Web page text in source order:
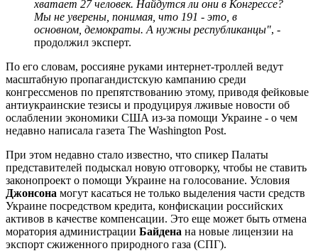
хватает 27 человек. Найдутся ли они в Конгрессе?
Мы не уверены, понимая, что 191 - это, в
основном, демократы. А нужны республиканцы", -
продолжил эксперт.
По его словам, россияне руками интернет-троллей ведут
масштабную пропагандистскую кампанию среди
конгрессменов по препятствованию этому, приводя фейковые
антиукраинские тезисы и продуцируя лживые новости об
ослаблении экономики США из-за помощи Украине - о чем
недавно написала газета The Washington Post.
При этом недавно стало известно, что спикер Палаты
представителей подыскал новую отговорку, чтобы не ставить
законопроект о помощи Украине на голосование. Условия
Джонсона могут касаться не только выделения части средств
Украине посредством кредита, конфискации российских
активов в качестве компенсации. Это еще может быть отмена
моратория администрации Байдена на новые лицензии на
экспорт сжиженного природного газа (СПГ).